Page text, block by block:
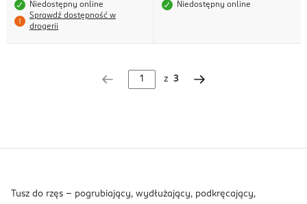
Niedostępny online
Sprawdź dostępność w
drogerii
Niedostępny online
z 3
Tusz do rzęs – pogrubiający, wydłużający, podkręcający,